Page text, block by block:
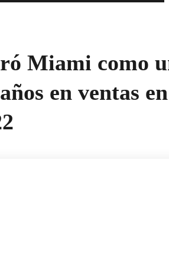
Miami como
en ventas